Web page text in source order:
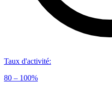
Taux d'activité:
80 – 100%